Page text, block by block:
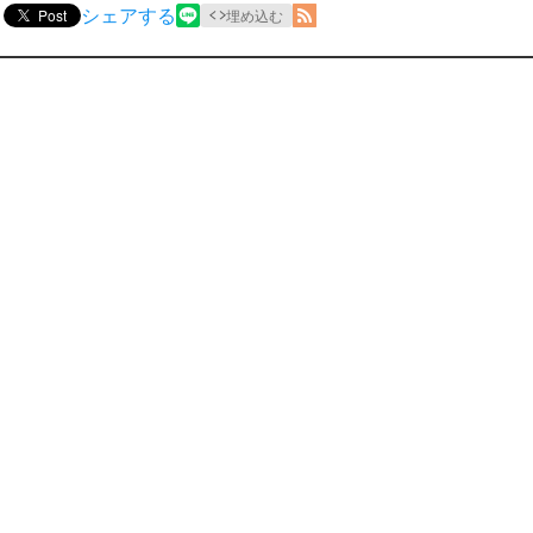
Post シェアする 埋め込む